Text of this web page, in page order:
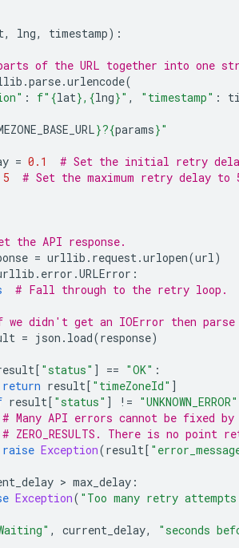
, lng, timestamp):
of the URL together into one
.parse.urlencode(
: f" {lat}, {lng}" , "timestamp" :
}?{params}"
= 0.1
# Set the initial retry
5 # Set the maximum retry delay to
the API response.
= urllib . request.urlopen(url)
. error .URLError :
# Fall through to the retry loop.
didn't get an IOError then
= json . load(response)
[ "status" ] == "OK" :
return result[ "timeZoneId" ]
result[ "status" ] != "UNKNOWN_ERROR"
# Many API errors cannot be fixed by
# ZERO_RESULTS. There is no point
raise Exception(result[
> max_delay :
Exception( "Too many retry
, current_delay, "seconds